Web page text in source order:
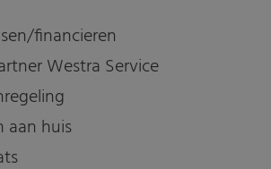
financieren
Westra Service
aan huis